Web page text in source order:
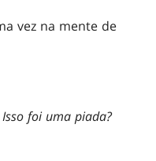
vez na mente de
Isso foi uma piada?